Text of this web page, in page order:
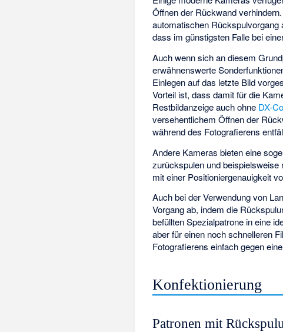
Öffnen der Rückwand
automatischen
dass im günstigsten Falle bei
Auch wenn sich an diesem
erwähnenswerte
Einlegen auf das letzte Bild
Vorteil ist, dass damit für die
Restbildanzeige auch ohne DX-
versehentlichem Öffnen der
während des Fotografierens
Andere Kameras bieten eine
zurückspulen und
mit einer Positioniergenauigkeit
Auch bei der Verwendung von
Vorgang ab, indem die
befüllten Spezialpatrone in eine
aber für einen noch schnelleren
Fotografierens einfach gegen
Konfektionierung
Patronen mit